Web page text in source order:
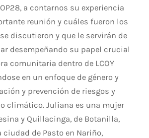
a contarnos su experiencia
reunión y cuáles fueron los
discutieron y que le servirán de
desempeñando su papel crucial
comunitaria dentro de LCOY
en un enfoque de género y
y prevención de riesgos y
climático. Juliana es una mujer
y Quillacinga, de Botanilla,
ciudad de Pasto en Nariño,